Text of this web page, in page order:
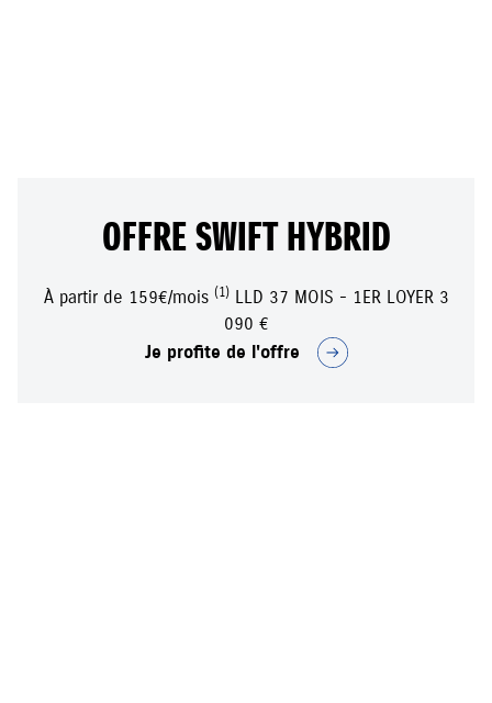
OFFRE SWIFT HYBRID
À partir de 159€/mois (1)LLD 37 MOIS - 1ER LOYER 3
090 €
Je profite de l'offre